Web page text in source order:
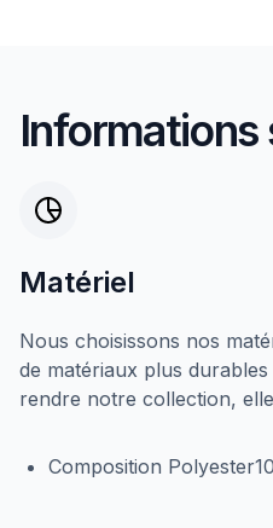
Informations
Matériel
Nous choisissons nos
de matériaux plus
rendre notre collection,
Composition